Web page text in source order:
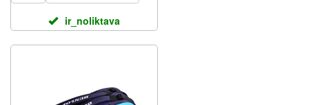
ir_noliktava